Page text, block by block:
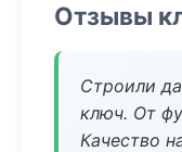
Отзывы
Строили
ключ. От
Качество